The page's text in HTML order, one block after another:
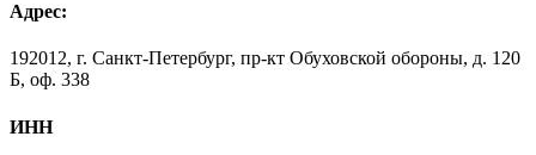
Адрес:
192012, г. Санкт-Петербург, пр-кт Обуховской обороны, д. 120
Б, оф. 338
ИНН